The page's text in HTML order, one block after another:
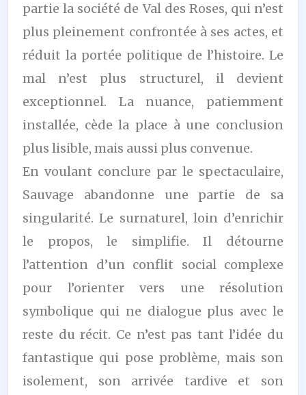
partie la société de Val des Roses, qui n’est
plus pleinement confrontée à ses actes, et
réduit la portée politique de l’histoire. Le
mal n’est plus structurel, il devient
exceptionnel. La nuance, patiemment
installée, cède la place à une conclusion
plus lisible, mais aussi plus convenue.
En voulant conclure par le spectaculaire,
Sauvage abandonne une partie de sa
singularité. Le surnaturel, loin d’enrichir
le propos, le simplifie. Il détourne
l’attention d’un conflit social complexe
pour l’orienter vers une résolution
symbolique qui ne dialogue plus avec le
reste du récit. Ce n’est pas tant l’idée du
fantastique qui pose problème, mais son
isolement, son arrivée tardive et son